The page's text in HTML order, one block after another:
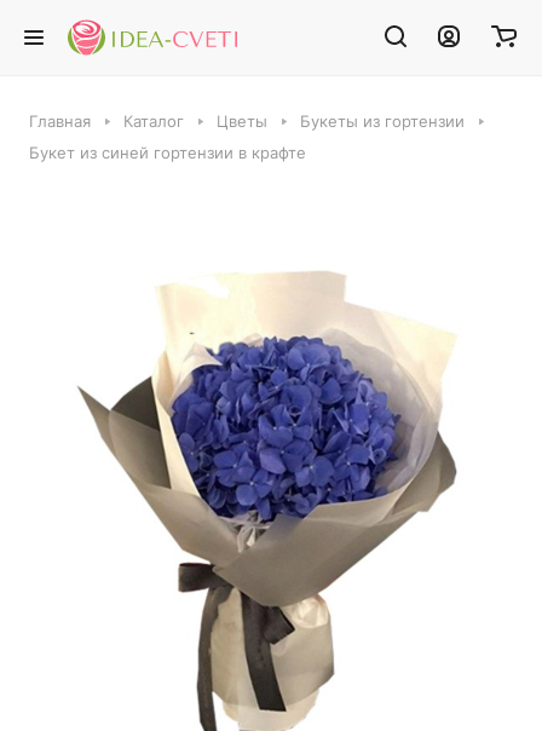
Главная Каталог Цветы
Букеты из гортензии
Букет из синей гортензии в крафте